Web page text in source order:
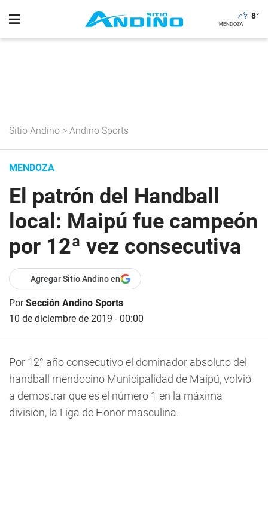
8°
Sitio Andino > Andino Sports
MENDOZA
El patrón del Handball
local: Maipú fue campeón
por 12ª vez consecutiva
Agregar Sitio Andino en
PorSección Andino Sports
10 de diciembre de 2019 - 00:00
Por 12° año consecutivo el dominador absoluto del
handball mendocino Municipalidad de Maipú, volvió
a demostrar que es el número 1 en la máxima
división, la Liga de Honor masculina.